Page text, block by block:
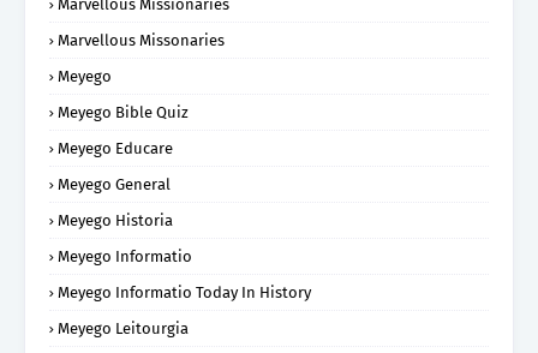
Marvellous Missionaries
Marvellous Missonaries
Meyego
Meyego Bible Quiz
Meyego Educare
Meyego General
Meyego Historia
Meyego Informatio
Meyego Informatio Today In History
Meyego Leitourgia